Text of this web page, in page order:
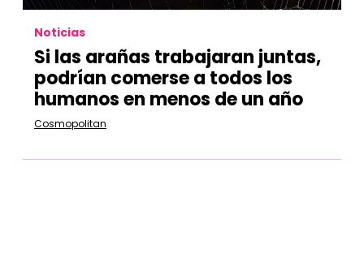
Noticias
Si las arañas trabajaran juntas,
podrían comerse a todos los
humanos en menos de un año
Cosmopolitan